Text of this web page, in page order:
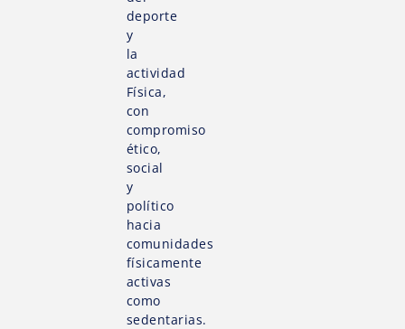
deporte
y
la
actividad
Física,
con
compromiso
ético,
social
y
político
hacia
comunidades
físicamente
activas
como
sedentarias.